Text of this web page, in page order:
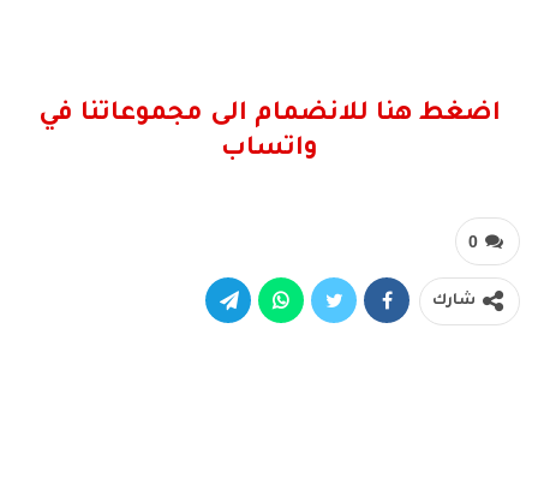
اضغط هنا للانضمام الى مجموعاتنا في
واتساب
0
شارك